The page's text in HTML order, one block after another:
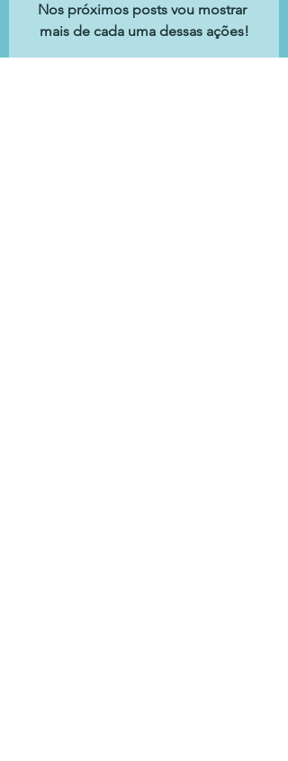
Nos próximos posts vou mostrar
mais de cada uma dessas ações!